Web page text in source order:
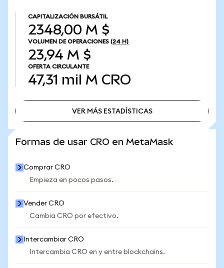
CAPITALIZACIÓN BURSÁTIL
2348,00 M $
VOLUMEN DE OPERACIONES (24 H)
23,94 M $
OFERTA CIRCULANTE
47,31 mil M CRO
VER MÁS ESTADÍSTICAS
Formas de usar CRO en MetaMask
Comprar CRO
Empieza en pocos pasos.
Vender CRO
Cambia CRO por efectivo.
Intercambiar CRO
Intercambia CRO en y entre blockchains.